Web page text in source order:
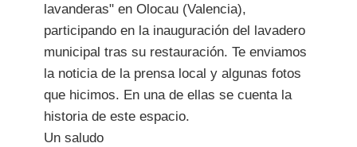
lavanderas" en Olocau (Valencia),
participando en la inauguración del lavadero
municipal tras su restauración. Te enviamos
la noticia de la prensa local y algunas fotos
que hicimos. En una de ellas se cuenta la
historia de este espacio.
Un saludo